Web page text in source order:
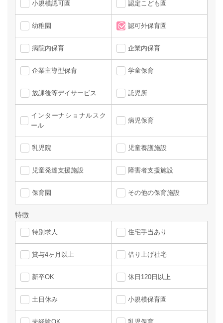
小規模認可園 認定こども園
幼稚園 認可外保育園
病院内保育 企業内保育
企業主導型保育 学童保育
放課後等デイサービス 託児所
インターナショナルスク
ール
病児保育
乳児院 児童養護施設
児童発達支援施設 障害者支援施設
保育園 その他の保育施設
特徴
特別求人 住宅手当あり
賞与4ヶ月以上 借り上げ社宅
新卒OK 休日120日以上
土日休み 小規模保育園